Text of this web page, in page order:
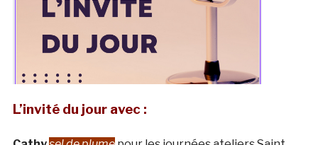
L’invité du jour avec :